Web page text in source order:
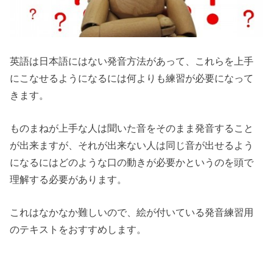
英語は日本語にはない発音方法があって、これらを上手
にこなせるようになるには何よりも練習が必要になって
きます。
ものまねが上手な人は聞いた音をそのまま発音すること
が出来ますが、それが出来ない人は同じ音が出せるよう
になるにはどのような口の動きが必要かというのを頭で
理解する必要があります。
これはなかなか難しいので、絵が付いている発音練習用
のテキストをおすすめします。